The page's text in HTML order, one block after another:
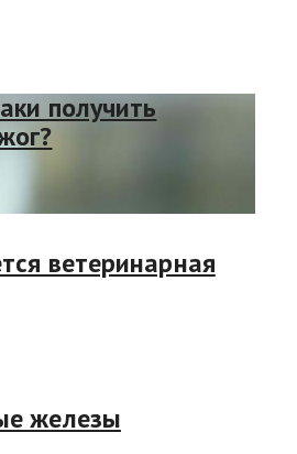
получить
ветеринарная
железы